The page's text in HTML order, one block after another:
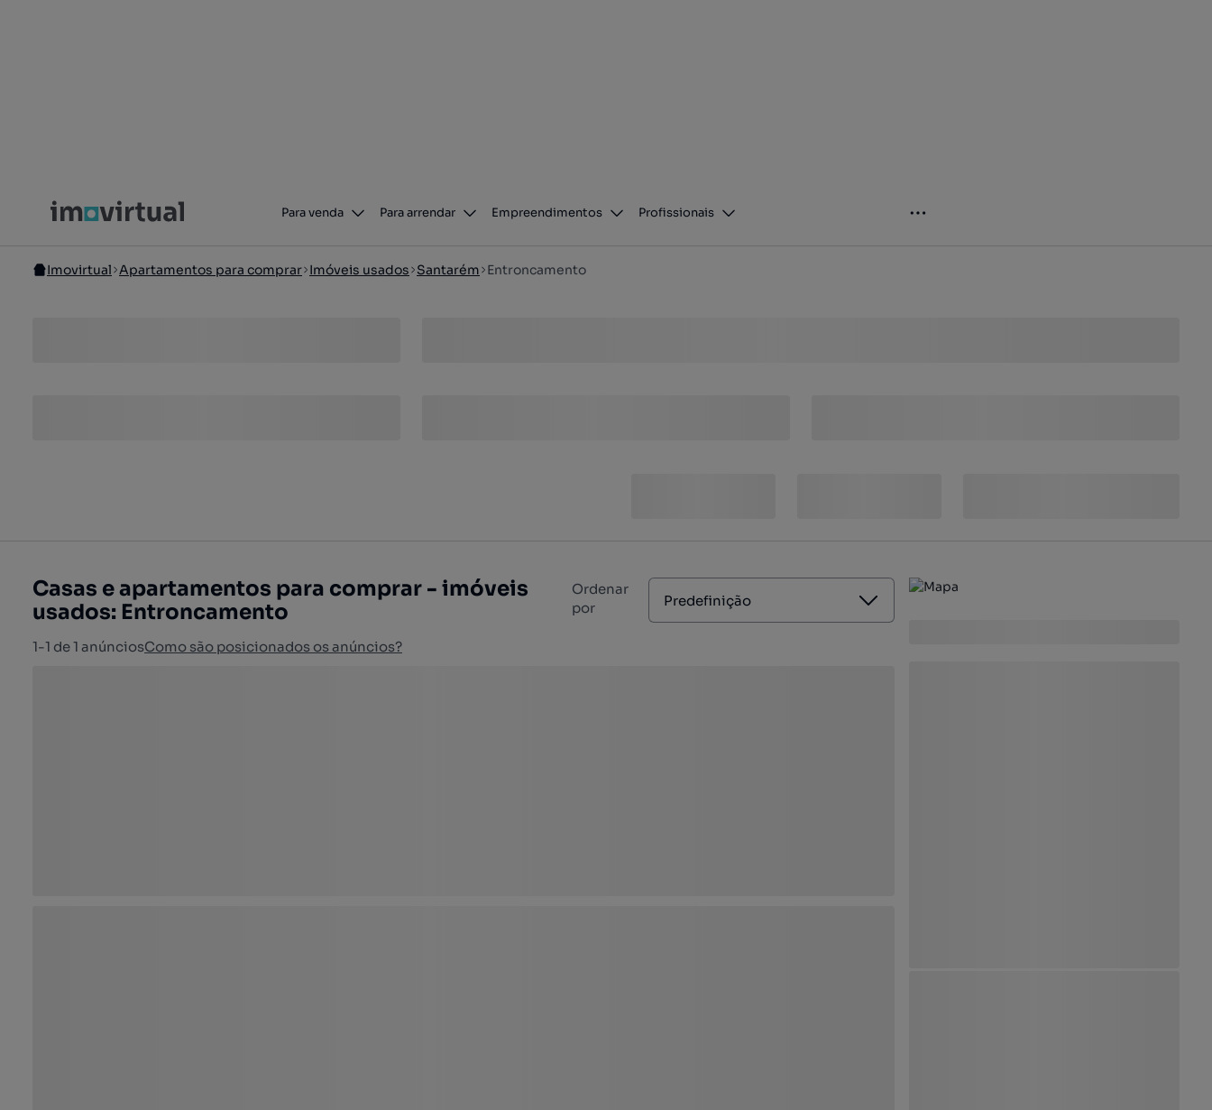
Para venda Para arrendar Empreendimentos Profissionais
Imovirtual Apartamentos para comprar Imóveis usados Santarém Entroncamento
Casas e apartamentos para comprar - imóveis
usados: Entroncamento
1-1 de 1 anúnciosComo são posicionados os anúncios?
Ordenar
por
Predefinição